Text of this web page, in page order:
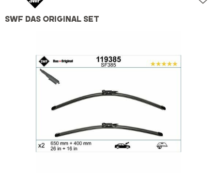
SWF DAS ORIGINAL SET